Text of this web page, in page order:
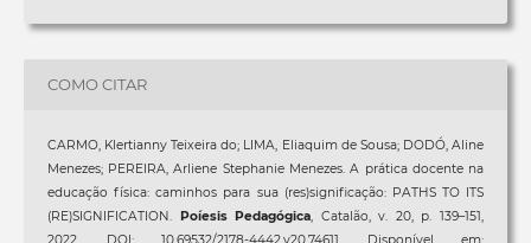
COMO CITAR
CARMO, Klertianny Teixeira do; LIMA, Eliaquim de Sousa; DODÓ, Aline
Menezes; PEREIRA, Arliene Stephanie Menezes. A prática docente na
educação física: caminhos para sua (res)significação: PATHS TO ITS
(RE)SIGNIFICATION. Poíesis Pedagógica, Catalão, v. 20, p. 139–151,
2022. DOI: 10.69532/2178-4442.v20.74611. Disponível em: